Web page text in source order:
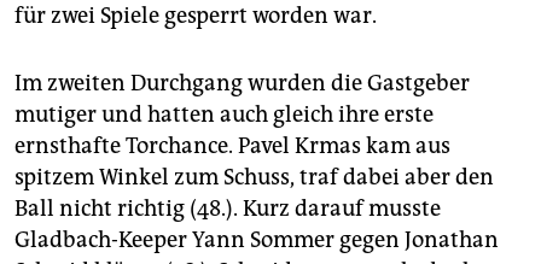
für zwei Spiele gesperrt worden war.
Im zweiten Durchgang wurden die Gastgeber
mutiger und hatten auch gleich ihre erste
ernsthafte Torchance. Pavel Krmas kam aus
spitzem Winkel zum Schuss, traf dabei aber den
Ball nicht richtig (48.). Kurz darauf musste
Gladbach-Keeper Yann Sommer gegen Jonathan